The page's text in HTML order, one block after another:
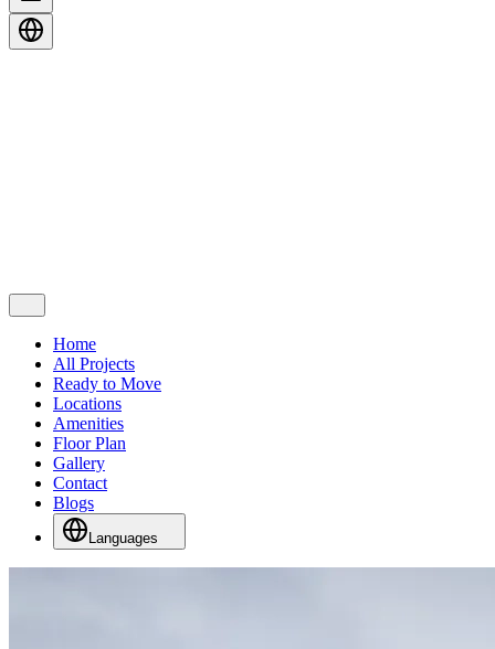
Home
All Projects
Ready to Move
Locations
Amenities
Floor Plan
Gallery
Contact
Blogs
Languages